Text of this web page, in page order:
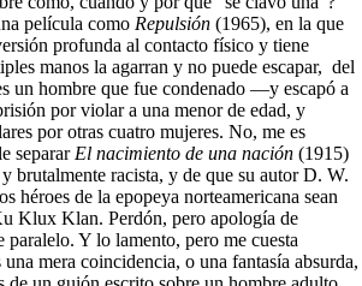
película como Repulsión (1965), en la que
profunda al contacto físico y tiene
manos la agarran y no puede escapar, del
un hombre que fue condenado —y escapó a
por violar a una menor de edad, y
por otras cuatro mujeres. No, me es
separar El nacimiento de una nación (1915)
brutalmente racista, y de que su autor D. W.
héroes de la epopeya norteamericana sean
Klux Klan. Perdón, pero apología de
paralelo. Y lo lamento, pero me cuesta
mera coincidencia, o una fantasía absurda,